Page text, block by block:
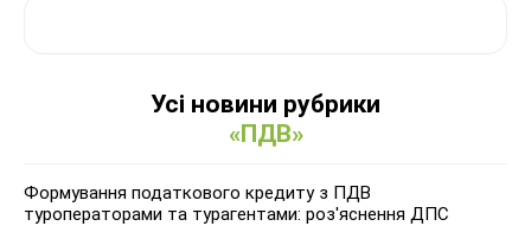
Усі новини рубрики
«ПДВ»
Формування податкового кредиту з ПДВ
туроператорами та турагентами: роз'яснення ДПС